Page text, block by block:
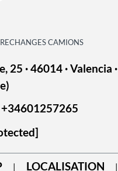
CAMIONS
· 46014 · Valencia ·
+34601257265
| LOCALISATION |